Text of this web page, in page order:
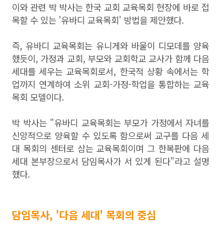
이와 관련 박 박사는 한국 교회 교육목회 현장에 바로 접
목할 수 있는 '유바디 교육목회' 방법을 제안했다.
즉, 유바디 교육목회는 유니게와 바울이 디모데를 양육
했듯이, 가정과 교회, 부모와 교회학교 교사가 함께 다음
세대를 세우는 교육목회로서, 한국적 상황 속에서는 학
업까지 연계하여 소위 교회-가정-학업을 통합하는 교육
목회 모델이다.
박 박사는 "유바디 교육목회는 부모가 가정에서 자녀를
신앙적으로 양육할 수 있도록 함으로써 교구를 다음 세
대 목회의 센터로 삼는 교육목회이며 그 한복판에 다음
세대 본부장으로서 담임목사가 서 있게 된다"라고 설명
했다.
담임목사, '다음 세대' 목회의 중심